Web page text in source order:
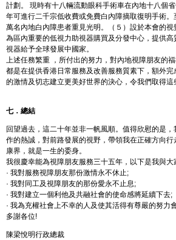
計劃。 現時有十八輛流動眼科手術車在內地十八個
年可進行二千宗低收費或免費白內障摘取復明手術
萬名內地白內障患者重見光明。（５）設於本會的
為區內重要的低視力助視器購買及分發中心，提供
視器給予全球發展中國家。
上述任務繁重 ，所付出的努力，對內地視障朋友的
都是在提供香港日常服務及改善服務質素下，額外
的激情及切志建立更美好世界的決心，令我們取得這
七．總結
回望過去，這二十年並非一帆風順。值得欣慰的是
作的熱誠，對前路發展的視野，帶領我在正確方向
康界，就是一生的委身。
我很慶幸能為視障朋友服務三十五年，以下是我與大
· 我對服務視障朋友那份激情永不休止;
· 我對同工及視障朋友的那份愛永不止息;
· 我對建立一個利他及共融社會的使命感將延續下去;
· 我為充權社會上不幸的人及使其活得有尊嚴的努力
多謝各位!
陳梁悅明行政總裁